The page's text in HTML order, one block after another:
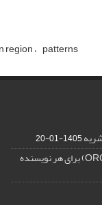
region patterns
1405-01-20